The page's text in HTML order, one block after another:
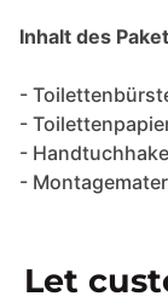
Inhalt des
-
-
-
-
Let